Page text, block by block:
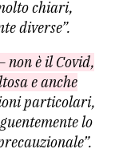
chiari,
diverse”.
non è il Covid,
e anche
particolari,
lo